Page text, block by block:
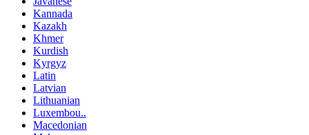
Kannada
Kazakh
Khmer
Kurdish
Kyrgyz
Latin
Latvian
Lithuanian
Luxembou..
Macedonian